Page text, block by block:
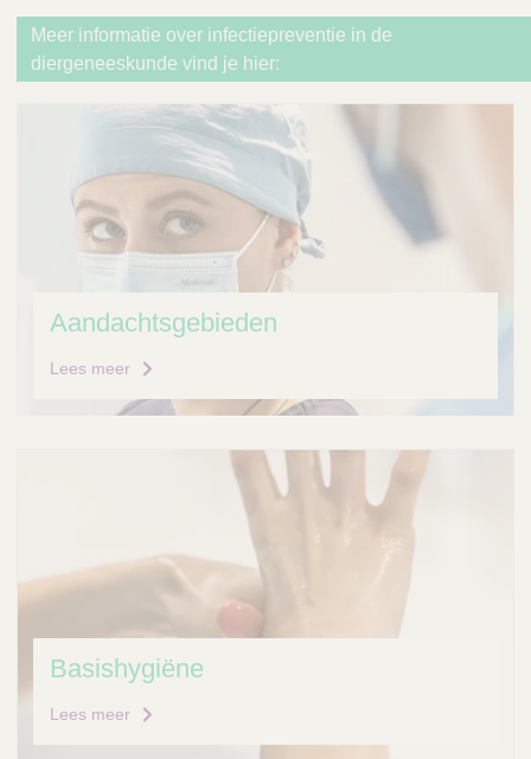
Meer informatie over infectiepreventie in de
diergeneeskunde vind je hier:
Aandachtsgebieden
Lees meer
Basishygiëne
Lees meer